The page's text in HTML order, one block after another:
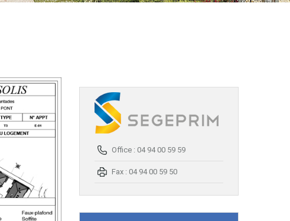
Office : 04 94 00 59 59
Fax : 04 94 00 59 50